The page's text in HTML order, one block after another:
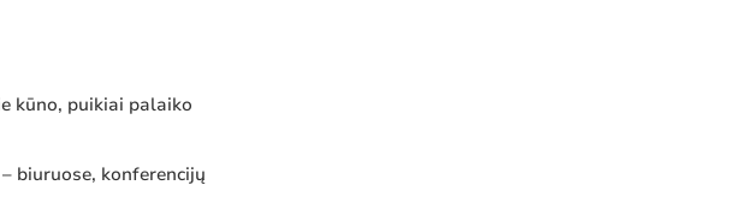
kūno, puikiai palaiko
biuruose, konferencijų